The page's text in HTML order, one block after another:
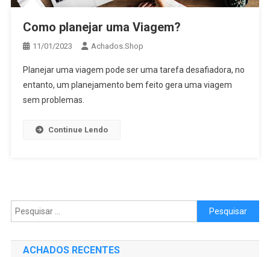
Como planejar uma Viagem?
11/01/2023 Achados.Shop
Planejar uma viagem pode ser uma tarefa desafiadora, no
entanto, um planejamento bem feito gera uma viagem
sem problemas.
Continue Lendo
Pesquisar por:
ACHADOS RECENTES